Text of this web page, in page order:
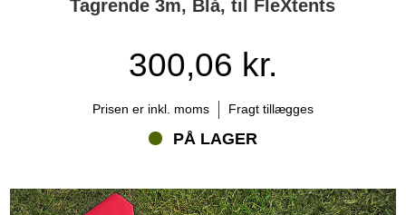
Tagrende 3m, Blå, til FleXtents
300,06 kr.
Prisen er inkl. moms Fragt tillægges
PÅ LAGER